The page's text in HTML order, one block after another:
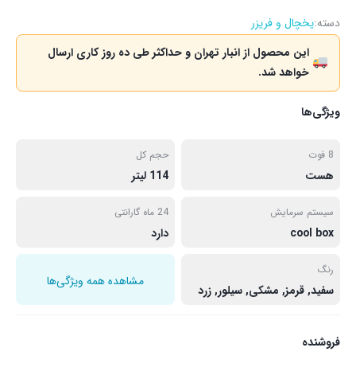
دسته:یخچال و فریزر
این محصول از انبار تهران و حداکثر طی ده روز کاری ارسال
خواهد شد.
ویژگی‌ها
8 فوت
هست
حجم کل
114 لیتر
سیستم سرمایش
cool box
24 ماه گارانتی
دارد
رنگ
سفید, قرمز, مشکی, سیلور, زرد
مشاهده همه ویژگی‌ها
فروشنده